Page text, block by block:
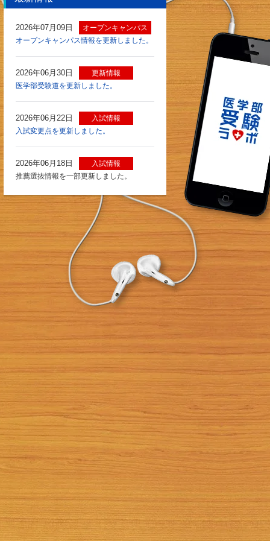
2026年07月09日
オープンキャンパス
オープンキャンパス情報を更新しました。
2026年06月30日
更新情報
医学部受験道を更新しました。
2026年06月22日
入試情報
入試変更点を更新しました。
2026年06月18日
入試情報
推薦選抜情報を一部更新しました。